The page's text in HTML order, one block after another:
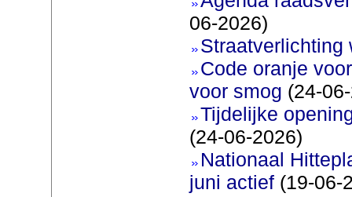
06-2026)
Straatverlichting
Code oranje
voor smog (24-
Tijdelijke
(24-06-2026)
Nationaal
juni actief(19-06-